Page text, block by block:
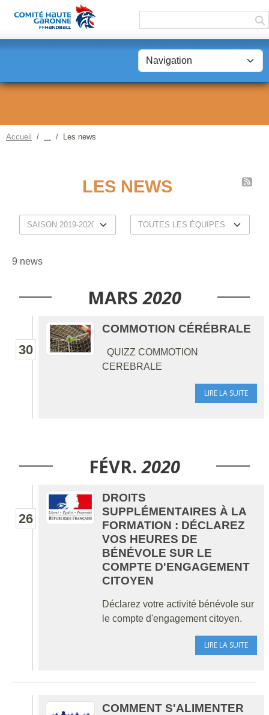
Accueil Les news
LES NEWS
9 news
MARS 2020
30
COMMOTION CÉRÉBRALE
QUIZZ COMMOTION
CEREBRALE
LIRE LA SUITE
FÉVR. 2020
26
DROITS
SUPPLÉMENTAIRES À LA
FORMATION : DÉCLAREZ
VOS HEURES DE
BÉNÉVOLE SUR LE
COMPTE D'ENGAGEMENT
CITOYEN
Déclarez votre activité bénévole sur
le compte d'engagement citoyen.
LIRE LA SUITE
COMMENT S'ALIMENTER
Panneau de gestion des cookies